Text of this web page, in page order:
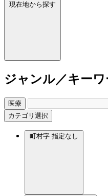
現在地から探す
ジャンル／キーワ
医療
カテゴリ選択
町村字 指定なし